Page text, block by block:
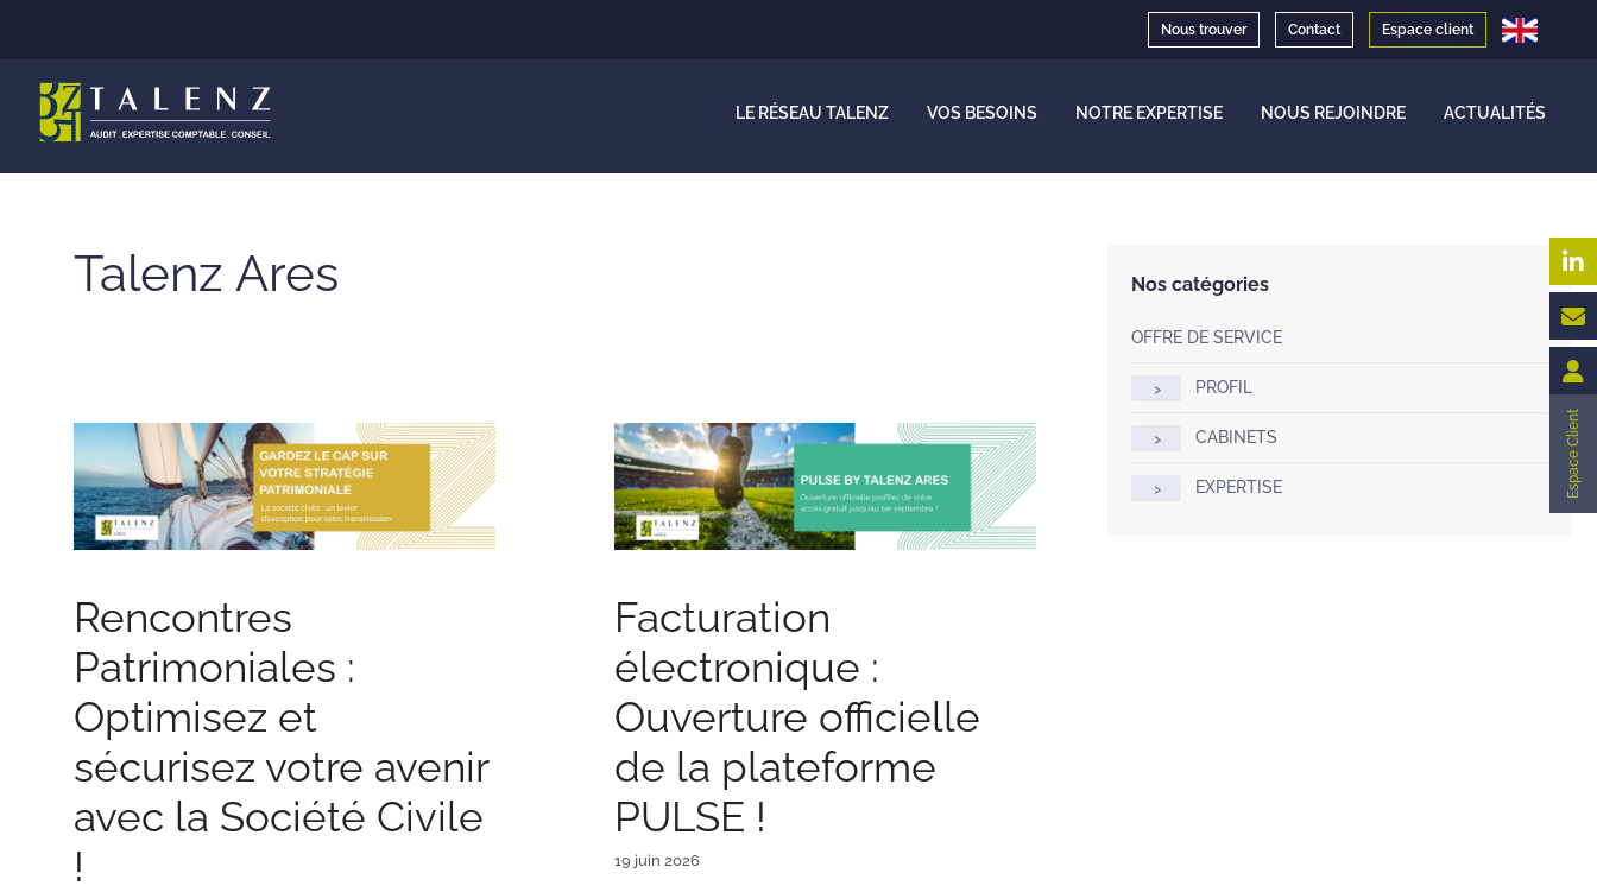
Nous trouver Contact Espace client
LE RÉSEAU TALENZ VOS BESOINS NOTRE EXPERTISE NOUS REJOINDRE ACTUALITÉS
Talenz Ares
Rencontres
Patrimoniales :
Optimisez et
sécurisez votre avenir
avec la Société Civile
!
Facturation
électronique :
Ouverture officielle
de la plateforme
PULSE !
19 juin 2026
Nos catégories
OFFRE DE SERVICE
PROFIL
CABINETS
EXPERTISE Espace Client